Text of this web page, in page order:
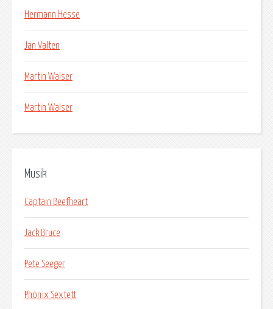
Hermann Hesse
Jan Valten
Martin Walser
Martin Walser
Musik
Captain Beefheart
Jack Bruce
Pete Seeger
Phönix Sextett